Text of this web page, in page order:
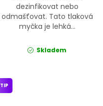
dezinfikovat nebo
odmašťovat. Tato tlaková
myčka je lehká...
Skladem
TIP